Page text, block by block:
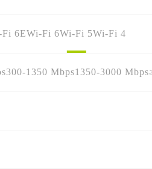
Fi 6EWi-Fi 6Wi-Fi 5Wi-Fi 4
300-1350 Mbps1350-3000 Mbps